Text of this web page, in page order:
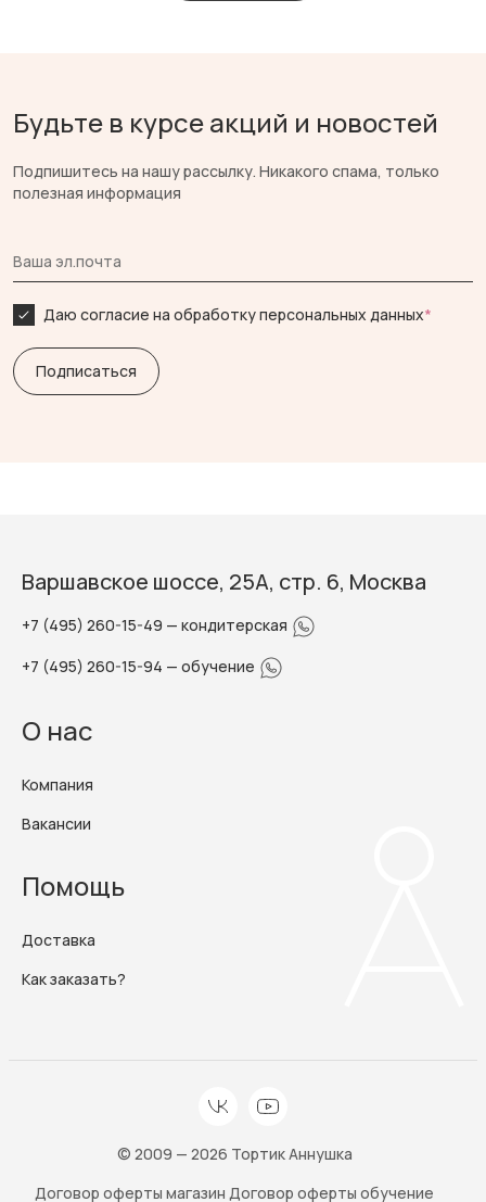
Будьте в курсе акций и новостей
Подпишитесь на нашу рассылку. Никакого спама, только
полезная информация
Даю согласие на обработку персональных данных*
Варшавское шоссе, 25А, стр. 6, Москва
+7 (495) 260-15-49 — кондитерская
+7 (495) 260-15-94 — обучение
О нас
Компания
Вакансии
Помощь
Доставка
Как заказать?
© 2009 — 2026 Тортик Аннушка
Договор оферты магазин Договор оферты обучение